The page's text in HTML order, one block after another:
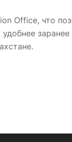
Office, что
заранее